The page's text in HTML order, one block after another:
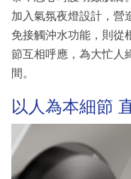
加入氣氛夜燈設計，營
免接觸沖水功能，則從
節互相呼應，為大忙人
間。
以人為本細節